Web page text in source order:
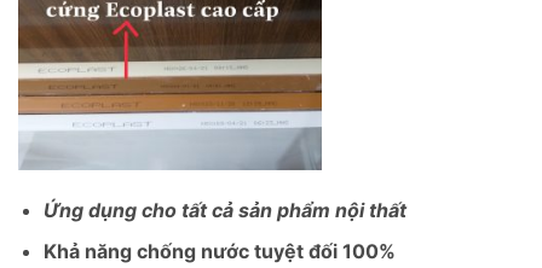
Ứng dụng cho tất cả sản phẩm nội thất
Khả năng chống nước tuyệt đối 100%